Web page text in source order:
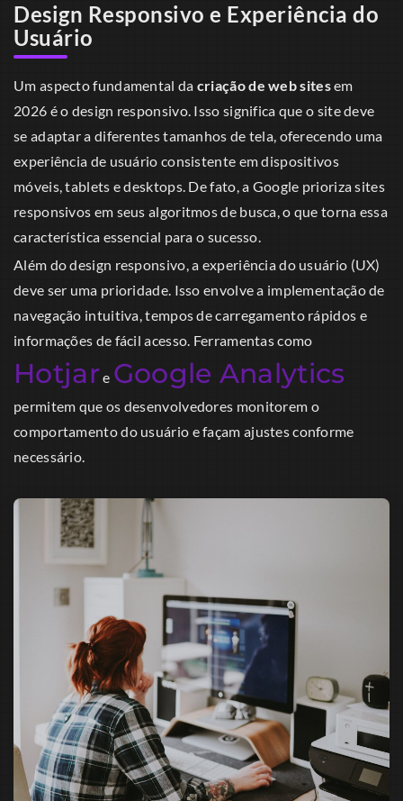
Design Responsivo e Experiência do
Usuário
Um aspecto fundamental da criação de web sitesem
2026 é o design responsivo. Isso significa que o site deve
se adaptar a diferentes tamanhos de tela, oferecendo uma
experiência de usuário consistente em dispositivos
móveis, tablets e desktops. De fato, a Google prioriza sites
responsivos em seus algoritmos de busca, o que torna essa
característica essencial para o sucesso.
Além do design responsivo, a experiência do usuário (UX)
deve ser uma prioridade. Isso envolve a implementação de
navegação intuitiva, tempos de carregamento rápidos e
informações de fácil acesso. Ferramentas como
Hotjare Google Analytics
permitem que os desenvolvedores monitorem o
comportamento do usuário e façam ajustes conforme
necessário.